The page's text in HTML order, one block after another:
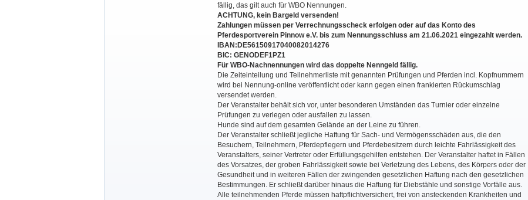
fällig, das gilt auch für WBO Nennungen.
ACHTUNG, kein Bargeld versenden!
Zahlungen müssen per Verrechnungsscheck erfolgen oder auf das Konto des
Pferdesportverein Pinnow e.V. bis zum Nennungsschluss am 21.06.2021 eingezahlt werden.
IBAN:DE56150917040082014276
BIC: GENODEF1PZ1
Für WBO-Nachnennungen wird das doppelte Nenngeld fällig.
Die Zeiteinteilung und Teilnehmerliste mit genannten Prüfungen und Pferden incl. Kopfnummern
wird bei Nennung-online veröffentlicht oder kann gegen einen frankierten Rückumschlag
versendet werden.
Der Veranstalter behält sich vor, unter besonderen Umständen das Turnier oder einzelne
Prüfungen zu verlegen oder ausfallen zu lassen.
Hunde sind auf dem gesamten Gelände an der Leine zu führen.
Der Veranstalter schließt jegliche Haftung für Sach- und Vermögensschäden aus, die den
Besuchern, Teilnehmern, Pferdepflegern und Pferdebesitzern durch leichte Fahrlässigkeit des
Veranstalters, seiner Vertreter oder Erfüllungsgehilfen entstehen. Der Veranstalter haftet in Fällen
des Vorsatzes, der groben Fahrlässigkeit sowie bei Verletzung des Lebens, des Körpers oder der
Gesundheit und in weiteren Fällen der zwingenden gesetzlichen Haftung nach den gesetzlichen
Bestimmungen. Er schließt darüber hinaus die Haftung für Diebstähle und sonstige Vorfälle aus.
Alle teilnehmenden Pferde müssen haftpflichtversichert, frei von ansteckenden Krankheiten und